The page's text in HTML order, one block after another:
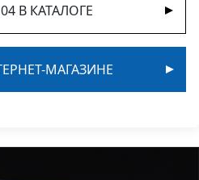
В КАТАЛОГЕ
МАГАЗИНЕ